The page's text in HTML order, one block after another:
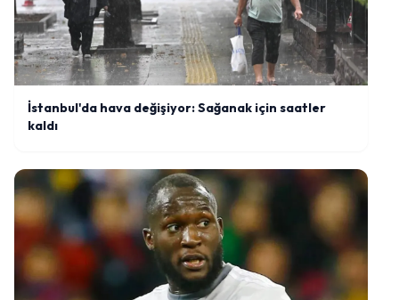
İstanbul'da hava değişiyor: Sağanak için saatler
kaldı